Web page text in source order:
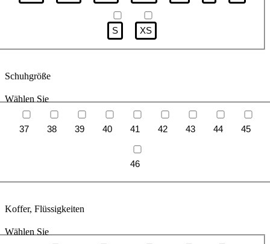
S XS
Schuhgröße
Wählen Sie
37 38 39 40 41 42 43 44 45
46
Koffer, Flüssigkeiten
Wählen Sie